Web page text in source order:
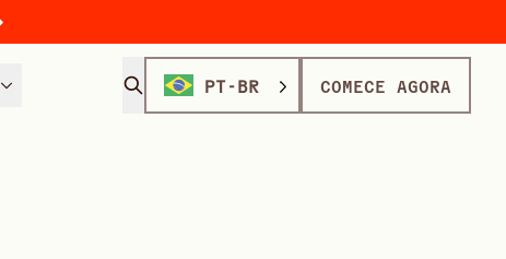
PT-BR COMECE AGORA